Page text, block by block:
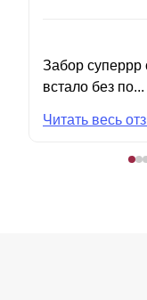
Забор суперрр
встало без по...
Читать весь